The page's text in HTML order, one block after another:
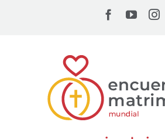
Facebook